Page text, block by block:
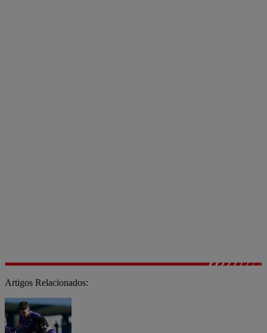
Artigos Relacionados: